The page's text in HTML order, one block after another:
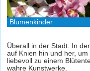
Blumenkinder
Überall in der Stadt. In
auf Knien hin und her,
liebevoll zu einem
wahre Kunstwerke.